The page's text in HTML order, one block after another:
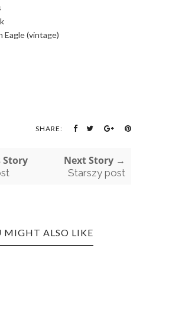
Eagle (vintage)
SHARE:
Story Next Story →
Starszy post
MIGHT ALSO LIKE